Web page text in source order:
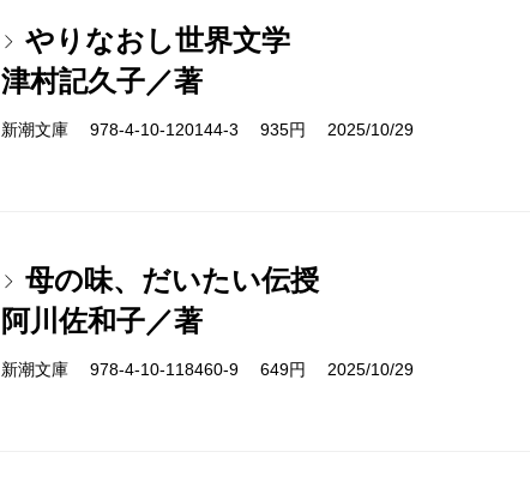
やりなおし世界文学
津村記久子／著
新潮文庫 978-4-10-120144-3 935円 2025/10/29
母の味、だいたい伝授
阿川佐和子／著
新潮文庫 978-4-10-118460-9 649円 2025/10/29